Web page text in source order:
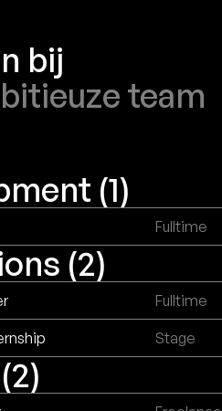
bij
team
(1)
Fulltime
(2)
Fulltime
Stage
(2)